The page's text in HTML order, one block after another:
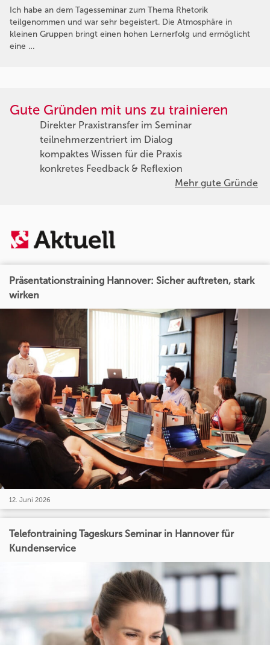
Ich habe an dem Tagesseminar zum Thema Rhetorik
teilgenommen und war sehr begeistert. Die Atmosphäre in
kleinen Gruppen bringt einen hohen Lernerfolg und ermöglicht
eine …
Gute Gründen mit uns zu trainieren
Direkter Praxistransfer im Seminar
teilnehmerzentriert im Dialog
kompaktes Wissen für die Praxis
konkretes Feedback & Reflexion
Mehr gute Gründe
Präsentationstraining Hannover: Sicher auftreten, stark
wirken
12. Juni 2026
Telefontraining Tageskurs Seminar in Hannover für
Kundenservice